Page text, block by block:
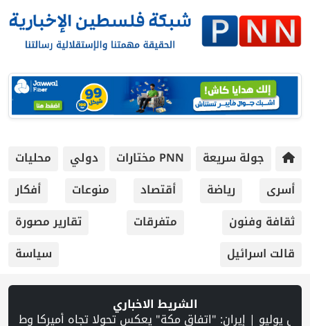
جولة سريعة PNN مختارات دولي
محليات
أسرى
رياضة أقتصاد منوعات
أفكار
ثقافة وفنون
متفرقات
تقارير مصورة
قالت اسرائيل
سياسة
الشريط الاخباري